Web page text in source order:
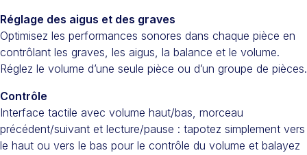
Réglage des aigus et des graves
Optimisez les performances sonores dans chaque pièce en
contrôlant les graves, les aigus, la balance et le volume.
Réglez le volume d’une seule pièce ou d’un groupe de pièces.
Contrôle
Interface tactile avec volume haut/bas, morceau
précédent/suivant et lecture/pause : tapotez simplement vers
le haut ou vers le bas pour le contrôle du volume et balayez